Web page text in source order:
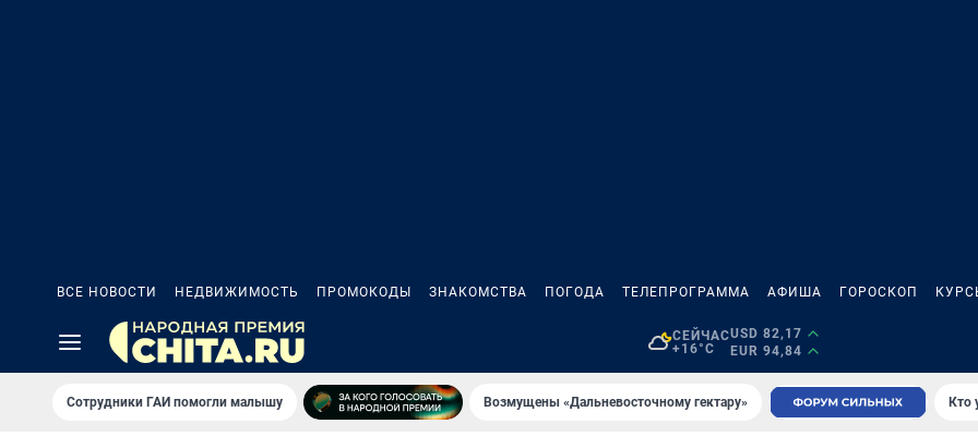
ВСЕ НОВОСТИ НЕДВИЖИМОСТЬ ПРОМОКОДЫ ЗНАКОМСТВА ПОГОДА ТЕЛЕПРОГРАММА АФИША ГОРОСКОП
СЕЙЧАС
+16°C
USD 82,17
EUR 94,84
Сотрудники ГАИ помогли малышу Возмущены «Дальневосточному гектару» Кто